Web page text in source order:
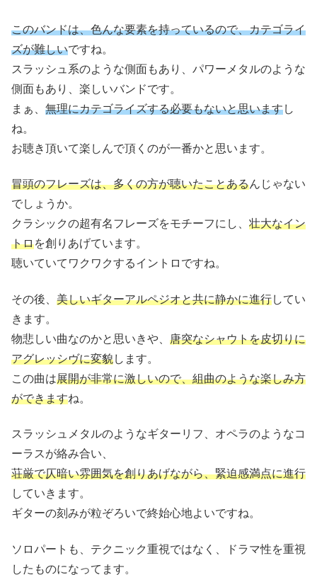
このバンドは、色んな要素を持っているので、カテゴライ
ズが難しいですね。
スラッシュ系のような側面もあり、パワーメタルのような
側面もあり、楽しいバンドです。
まぁ、 無理にカテゴライズする必要もないと思いますし
ね。
お聴き頂いて楽しんで頂くのが一番かと思います。
冒頭のフレーズは、多くの方が聴いたことあるんじゃない
でしょうか。
クラシックの超有名フレーズをモチーフにし、 壮大なイン
トロを創りあげています。
聴いていてワクワクするイントロですね。
その後、 美しいギターアルペジオと共に静かに進行してい
きます。
物悲しい曲なのかと思いきや、 唐突なシャウトを皮切りに
アグレッシヴに変貌します。
この曲は展開が非常に激しいので、組曲のような楽しみ方
ができますね。
スラッシュメタルのようなギターリフ、オペラのようなコ
ーラスが絡み合い、
荘厳で仄暗い雰囲気を創りあげながら、緊迫感満点に進行
していきます。
ギターの刻みが粒ぞろいで終始心地よいですね。
ソロパートも、テクニック重視ではなく、ドラマ性を重視
したものになってます。